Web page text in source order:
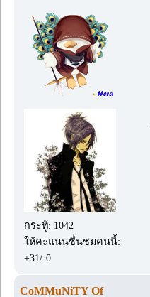
กระทู้: 1042
ให้คะแนนชื่นชมคนนี้:
+31/-0
CoMMuNiTY Of